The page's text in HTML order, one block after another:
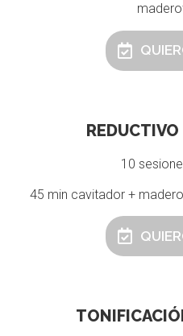
10
45 min cavitador +